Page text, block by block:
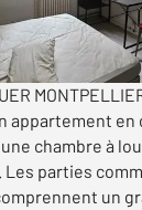
appartement en
chambre à
Les parties
un